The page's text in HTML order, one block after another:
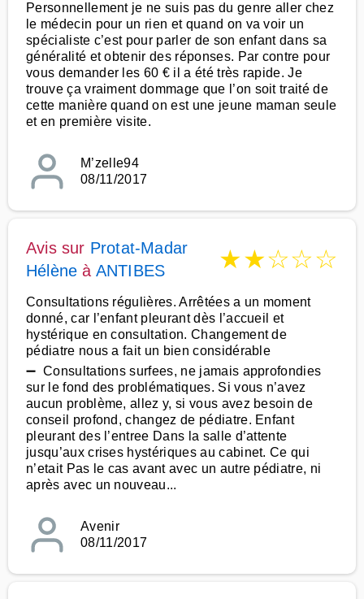
Personnellement je ne suis pas du genre aller chez
le médecin pour un rien et quand on va voir un
spécialiste c’est pour parler de son enfant dans sa
généralité et obtenir des réponses. Par contre pour
vous demander les 60 € il a été très rapide. Je
trouve ça vraiment dommage que l’on soit traité de
cette manière quand on est une jeune maman seule
et en première visite.
M’zelle94
08/11/2017
Avis sur Protat-Madar
Hélène à ANTIBES ★★☆☆☆
Consultations régulières. Arrêtées a un moment
donné, car l’enfant pleurant dès l’accueil et
hystérique en consultation. Changement de
pédiatre nous a fait un bien considérable
➖ Consultations surfees, ne jamais approfondies
sur le fond des problématiques. Si vous n’avez
aucun problème, allez y, si vous avez besoin de
conseil profond, changez de pédiatre. Enfant
pleurant des l’entree Dans la salle d’attente
jusqu’aux crises hystériques au cabinet. Ce qui
n’etait Pas le cas avant avec un autre pédiatre, ni
après avec un nouveau...
Avenir
08/11/2017